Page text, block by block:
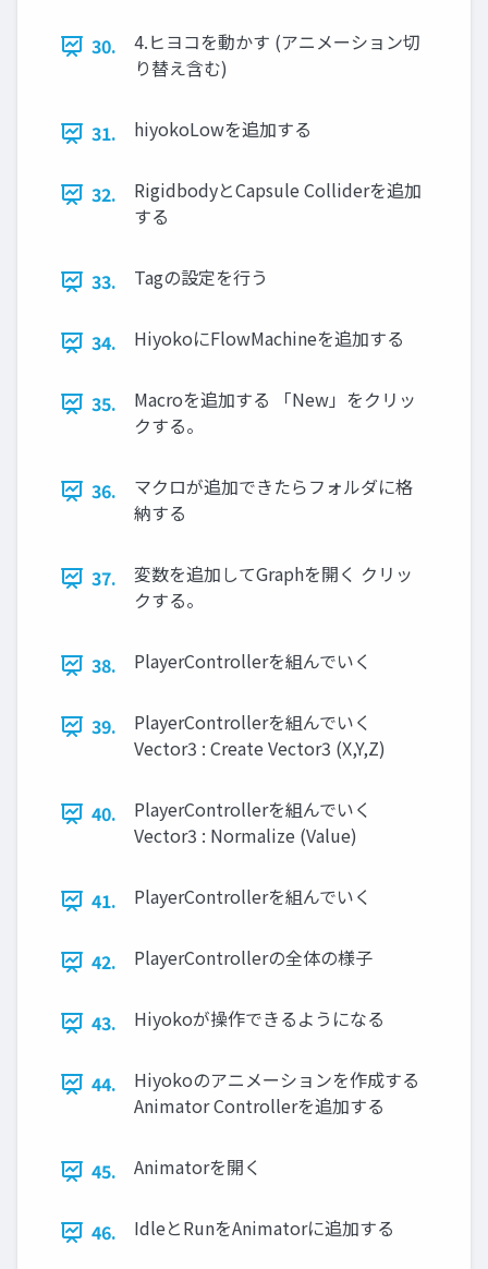
30.
4.ヒヨコを動かす (アニメーション切
り替え含む)
31. hiyokoLowを追加する
32.
RigidbodyとCapsule Colliderを追加
する
33. Tagの設定を行う
34. HiyokoにFlowMachineを追加する
35.
Macroを追加する 「New」をクリッ
クする。
36.
マクロが追加できたらフォルダに格
納する
37.
変数を追加してGraphを開く クリッ
クする。
38. PlayerControllerを組んでいく
39.
PlayerControllerを組んでいく
Vector3 : Create Vector3 (X,Y,Z)
40.
PlayerControllerを組んでいく
Vector3 : Normalize (Value)
41. PlayerControllerを組んでいく
42. PlayerControllerの全体の様子
43. Hiyokoが操作できるようになる
44.
Hiyokoのアニメーションを作成する
Animator Controllerを追加する
45. Animatorを開く
46. IdleとRunをAnimatorに追加する